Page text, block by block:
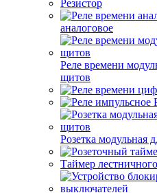
Резистор
аналоговое
Реле времени
щитов
Розетка модульная
Таймер